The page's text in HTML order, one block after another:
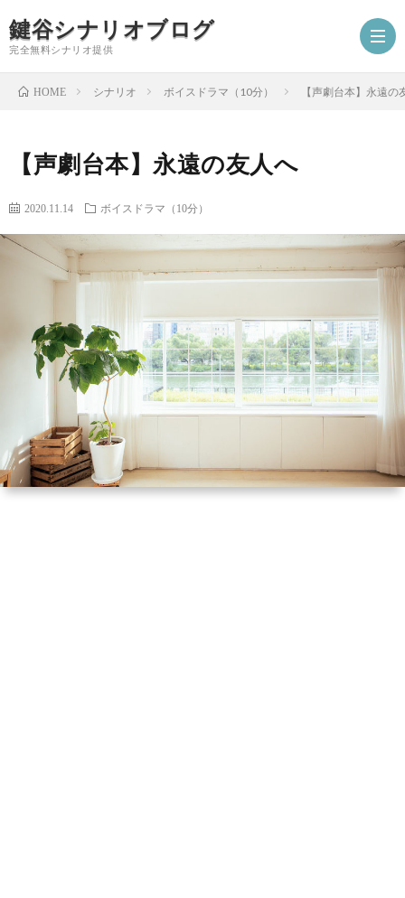
鍵谷シナリオブログ
完全無料シナリオ提供
ム
ロ
フ
ー
ル
シ
ナ
オ
提
供
お
事
依
頼
ナ
リ
オ
HOME シナリオ ボイスドラマ（10分） 【声劇台本】永遠の
【声劇台本】永遠の友人へ
2020.11.14 ボイスドラマ（10分）